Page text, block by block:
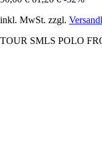
inkl. MwSt. zzgl.
TOUR SMLS POLO